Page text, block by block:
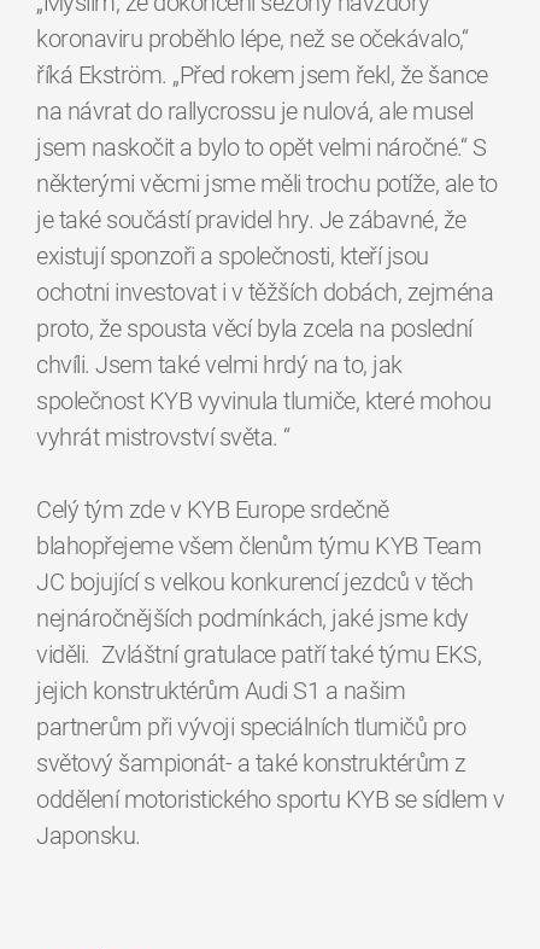
koronaviru proběhlo lépe, než se očekávalo,“
říká Ekström. „Před rokem jsem řekl, že šance
na návrat do rallycrossu je nulová, ale musel
jsem naskočit a bylo to opět velmi náročné.“ S
některými věcmi jsme měli trochu potíže, ale to
je také součástí pravidel hry. Je zábavné, že
existují sponzoři a společnosti, kteří jsou
ochotni investovat i v těžších dobách, zejména
proto, že spousta věcí byla zcela na poslední
chvíli. Jsem také velmi hrdý na to, jak
společnost KYB vyvinula tlumiče, které mohou
vyhrát mistrovství světa. “
Celý tým zde v KYB Europe srdečně
blahopřejeme všem členům týmu KYB Team
JC bojující s velkou konkurencí jezdců v těch
nejnáročnějších podmínkách, jaké jsme kdy
viděli. Zvláštní gratulace patří také týmu EKS,
jejich konstruktérům Audi S1 a našim
partnerům při vývoji speciálních tlumičů pro
světový šampionát- a také konstruktérům z
oddělení motoristického sportu KYB se sídlem v
Japonsku.